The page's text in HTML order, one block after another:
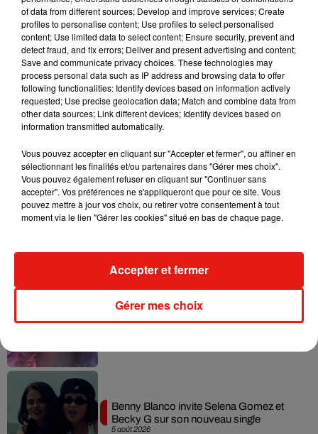
la culture musicale latine : les frontières entre genres
s'effacent quand l'authenticité s'impose.
Cet élément est masqué compte-tenu du refus du
dépôt de cookies que vous avez exprimé. Si vous
souhaitez l'afficher, merci de nous donner votre accord
Afficher l'élément
Karol G dévoile la tracklist de son nouvel
album… avec des invités...
5 août 2026
Benny Blanco invite Selena Gomez et
Becky G sur son nouveau single
of data from different sources; Develop and improve services; Create
profiles to personalise content; Use profiles to select personalised
content; Use limited data to select content; Ensure security, prevent and
detect fraud, and fix errors; Deliver and present advertising and content;
Save and communicate privacy choices. These technologies may
process personal data such as IP address and browsing data to offer
following functionalities: Identify devices based on information actively
requested; Use precise geolocation data; Match and combine data from
other data sources; Link different devices; Identify devices based on
information transmitted automatically.
Vous pouvez accepter en cliquant sur "Accepter et fermer", ou affiner en
sélectionnant les finalités et/ou partenaires dans "Gérer mes choix".
Vous pouvez également refuser en cliquant sur "Continuer sans
accepter". Vos préférences ne s'appliqueront que pour ce site. Vous
pouvez mettre à jour vos choix, ou retirer votre consentement à tout
moment via le lien "Gérer les cookies" situé en bas de chaque page.
Gérer mes choix
Accepter et fermer